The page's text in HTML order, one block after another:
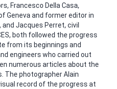
Francesco Della Casa,
Geneva and former editor in
and Jacques Perret, civil
both followed the progress
from its beginnings and
engineers who carried out
numerous articles about the
The photographer Alain
record of the progress at